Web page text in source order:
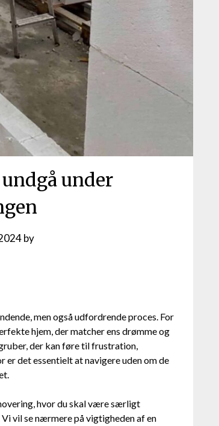
under
by
men også udfordrende proces. For
hjem, der matcher ens drømme og
der kan føre til frustration,
det essentielt at navigere uden om de
hvor du skal være særligt
vil se nærmere på vigtigheden af en